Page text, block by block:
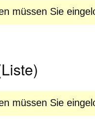
müssen Sie
müssen Sie